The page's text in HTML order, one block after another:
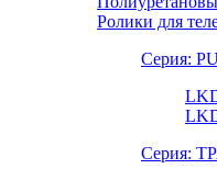
Ролики для
Серия:
Серия: